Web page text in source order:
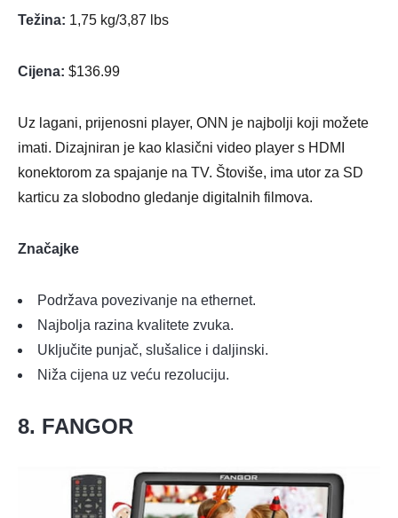
Težina: 1,75 kg/3,87 lbs
Cijena: $136.99
Uz lagani, prijenosni player, ONN je najbolji koji možete
imati. Dizajniran je kao klasični video player s HDMI
konektorom za spajanje na TV. Štoviše, ima utor za SD
karticu za slobodno gledanje digitalnih filmova.
Značajke
Podržava povezivanje na ethernet.
Najbolja razina kvalitete zvuka.
Uključite punjač, slušalice i daljinski.
Niža cijena uz veću rezoluciju.
8. FANGOR